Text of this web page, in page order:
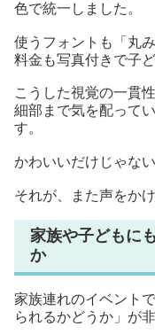
色で統一しました。
使うフォントも「丸
料金も写真付きで子
こうした視覚の一貫
細部まで気を配って
す。
かわいいだけじゃな
それが、また声をか
家族や子どもに
か
家族連れのイベント
られるかどうか」が